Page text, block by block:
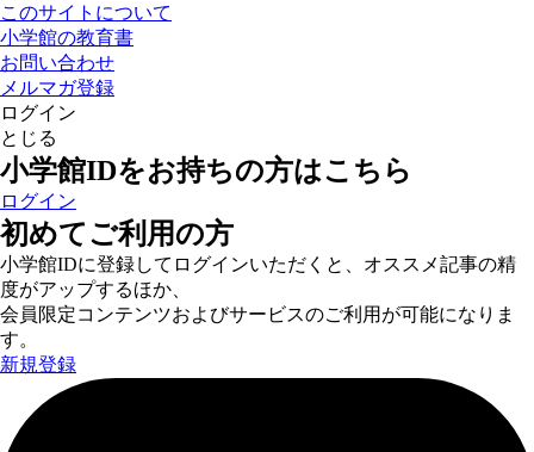
このサイトについて
小学館の教育書
お問い合わせ
メルマガ登録
ログイン
とじる
小学館IDをお持ちの方はこちら
ログイン
初めてご利用の方
小学館IDに登録してログインいただくと、オススメ記事の精
度がアップするほか、
会員限定コンテンツおよびサービスのご利用が可能になりま
す。
新規登録